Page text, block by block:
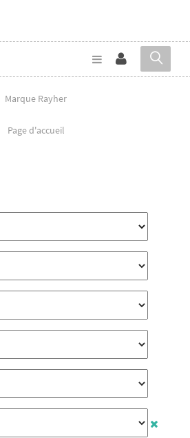
Marque Rayher
Page d'accueil